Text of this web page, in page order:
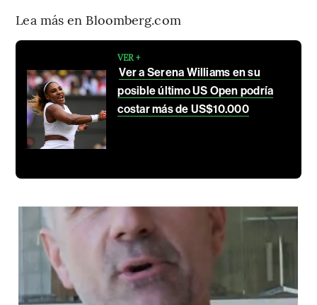
Lea más en Bloomberg.com
VER +
Ver a Serena Williams en su
posible último US Open podría
costar más de US$10.000